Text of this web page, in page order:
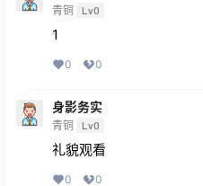
青铜 Lv0
1
0 0
身影务实
青铜 Lv0
礼貌观看
0 0